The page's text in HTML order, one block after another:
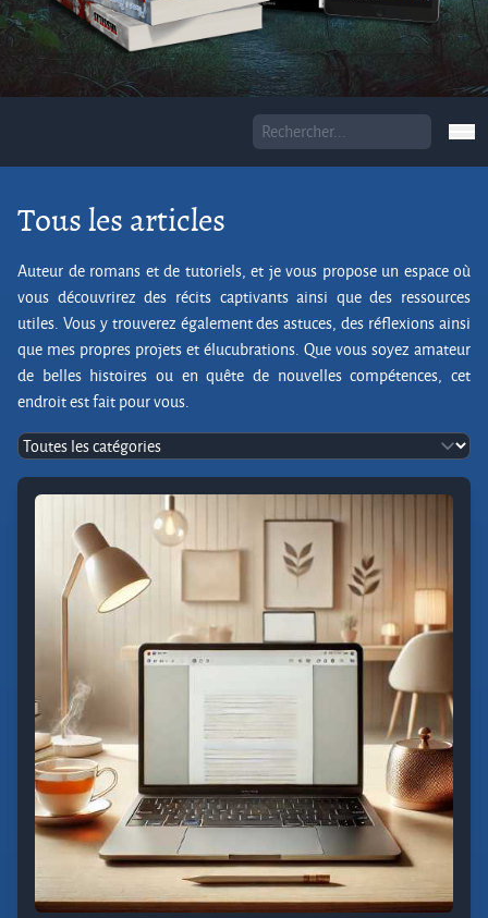
Tous les articles
Auteur de romans et de tutoriels, et je vous propose un espace où
vous découvrirez des récits captivants ainsi que des ressources
utiles. Vous y trouverez également des astuces, des réflexions ainsi
que mes propres projets et élucubrations. Que vous soyez amateur
de belles histoires ou en quête de nouvelles compétences, cet
endroit est fait pour vous.